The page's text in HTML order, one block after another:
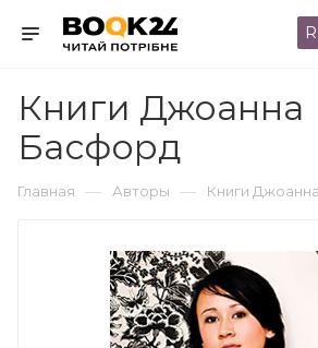
Книги Джоанна
Басфорд
Главная — Авторы — Книги